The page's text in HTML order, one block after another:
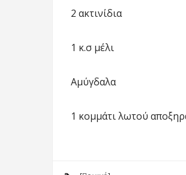
2 ακτινίδια
1 κ.σ μέλι
Αμύγδαλα
1 κομμάτι λωτού